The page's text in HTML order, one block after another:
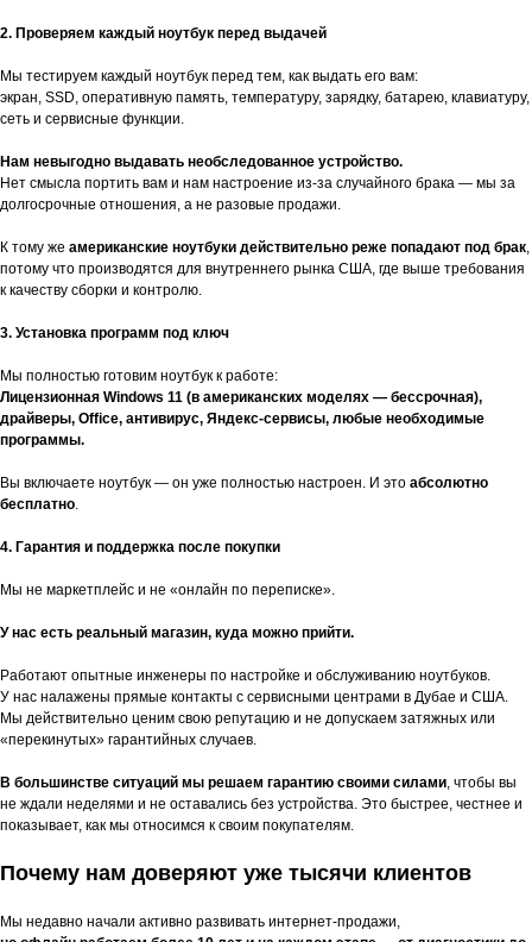
2. Проверяем каждый ноутбук перед выдачей
Мы тестируем каждый ноутбук перед тем, как выдать его вам:
экран, SSD, оперативную память, температуру, зарядку, батарею, клавиатуру,
сеть и сервисные функции.
Нам невыгодно выдавать необследованное устройство.
Нет смысла портить вам и нам настроение из-за случайного брака — мы за
долгосрочные отношения, а не разовые продажи.
К тому же американские ноутбуки действительно реже попадают под брак,
потому что производятся для внутреннего рынка США, где выше требования
к качеству сборки и контролю.
3. Установка программ под ключ
Мы полностью готовим ноутбук к работе:
Лицензионная Windows 11 (в американских моделях — бессрочная),
драйверы, Office, антивирус, Яндекс-сервисы, любые необходимые
программы.
Вы включаете ноутбук — он уже полностью настроен. И это абсолютно
бесплатно.
4. Гарантия и поддержка после покупки
Мы не маркетплейс и не «онлайн по переписке».
У нас есть реальный магазин, куда можно прийти.
Работают опытные инженеры по настройке и обслуживанию ноутбуков.
У нас налажены прямые контакты с сервисными центрами в Дубае и США.
Мы действительно ценим свою репутацию и не допускаем затяжных или
«перекинутых» гарантийных случаев.
В большинстве ситуаций мы решаем гарантию своими силами, чтобы вы
не ждали неделями и не оставались без устройства. Это быстрее, честнее и
показывает, как мы относимся к своим покупателям.
Почему нам доверяют уже тысячи клиентов
Мы недавно начали активно развивать интернет-продажи,